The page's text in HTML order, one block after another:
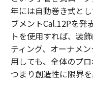
年には自動巻き式と
ブメントCal.12Pを発
トを使用すれば、装
ティング、オーナメ
用しても、全体のプ
つまり創造性に限界